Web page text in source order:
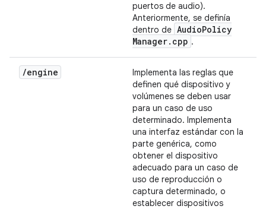
puertos de audio).
Anteriormente, se definía
dentro de AudioPolicy
Manager. cpp .
/engine
Implementa las reglas que
definen qué dispositivo y
volúmenes se deben usar
para un caso de uso
determinado. Implementa
una interfaz estándar con la
parte genérica, como
obtener el dispositivo
adecuado para un caso de
uso de reproducción o
captura determinado, o
establecer dispositivos